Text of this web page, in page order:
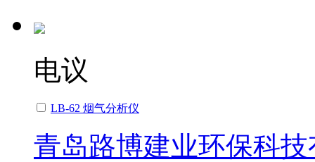
电议
LB-62 烟气分析仪
青岛路博建业环保科